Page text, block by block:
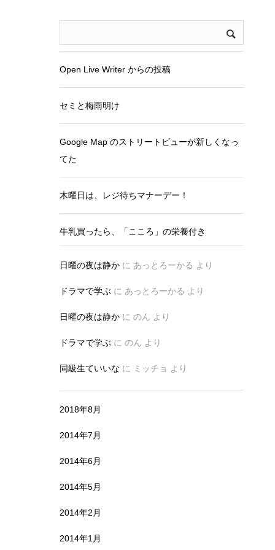
Open Live Writer からの投稿
セミと梅雨明け
Google Map のストリートビューが新しくなっ
てた
木曜日は、レジ待ちマナーデー！
牛乳買ったら、「こころ」の栄養付き
日曜の夜は静か に あっとろーかる より
ドラマで学ぶ に あっとろーかる より
日曜の夜は静か に のん より
ドラマで学ぶ に のん より
同級生ていいな に ミッチョ より
2018年8月
2014年7月
2014年6月
2014年5月
2014年2月
2014年1月